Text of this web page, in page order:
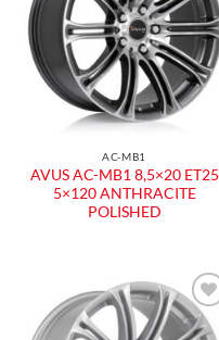
AC-MB1
AVUS AC-MB1 8,5×20 ET25
5×120 ANTHRACITE
POLISHED